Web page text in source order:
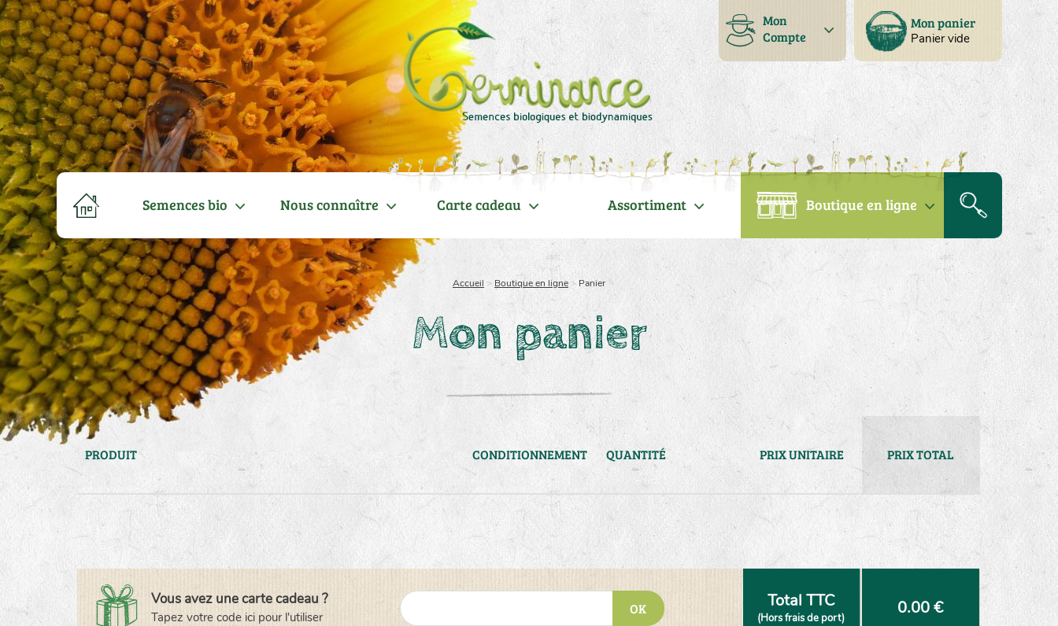
Mon panier
Panier vide
Mon
Compte
Semences bio Nous connaître Carte cadeau Assortiment Boutique en ligne
Accueil > Boutique en ligne > Panier
Mon panier
PRODUIT CONDITIONNEMENT QUANTITÉ PRIX UNITAIRE PRIX TOTAL
Vous avez une carte cadeau ?
Tapez votre code ici pour l'utiliser
OK Total TTC
(Hors frais de port) 0.00 €